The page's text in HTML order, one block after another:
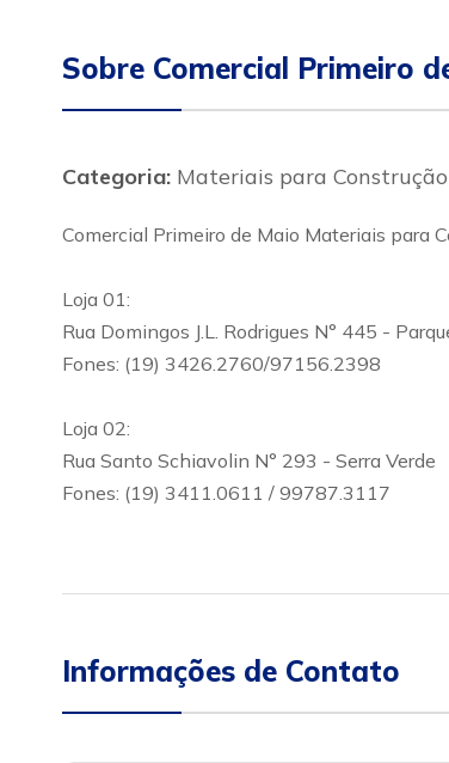
Sobre Comercial Primeiro
Categoria: Materiais para Construção
Comercial Primeiro de Maio Materiais para
Loja 01:
Rua Domingos J.L. Rodrigues N° 445 -
Fones: (19) 3426.2760/97156.2398
Loja 02:
Rua Santo Schiavolin N° 293 - Serra Verde
Fones: (19) 3411.0611 / 99787.3117
Informações de Contato